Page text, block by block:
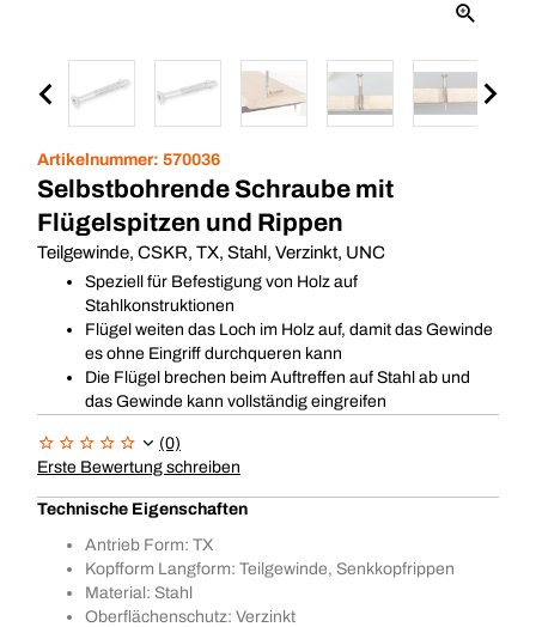
Artikelnummer: 570036
Selbstbohrende Schraube mit
Flügelspitzen und Rippen
Teilgewinde, CSKR, TX, Stahl, Verzinkt, UNC
Speziell für Befestigung von Holz auf
Stahlkonstruktionen
Flügel weiten das Loch im Holz auf, damit das Gewinde
es ohne Eingriff durchqueren kann
Die Flügel brechen beim Auftreffen auf Stahl ab und
das Gewinde kann vollständig eingreifen
(0)
Erste Bewertung schreiben
Technische Eigenschaften
Antrieb Form: TX
Kopfform Langform: Teilgewinde, Senkkopfrippen
Material: Stahl
Oberflächenschutz: Verzinkt